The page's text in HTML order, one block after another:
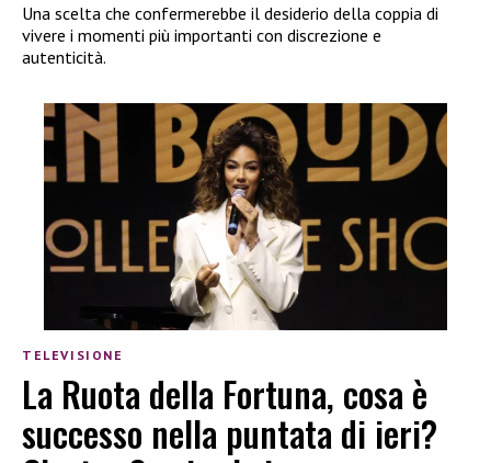
Una scelta che confermerebbe il desiderio della coppia di
vivere i momenti più importanti con discrezione e
autenticità.
TELEVISIONE
La Ruota della Fortuna, cosa è
successo nella puntata di ieri?